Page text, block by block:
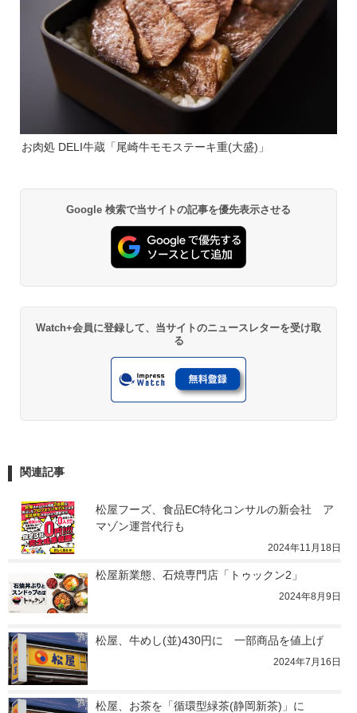
お肉処 DELI牛蔵「尾崎牛モモステーキ重(大盛)」
Google 検索で当サイトの記事を優先表示させる
Watch+会員に登録して、当サイトのニュースレターを受け取
る
関連記事
松屋フーズ、食品EC特化コンサルの新会社　ア
マゾン運営代行も
2024年11月18日
松屋新業態、石焼専門店「トゥックン2」
2024年8月9日
松屋、牛めし(並)430円に　一部商品を値上げ
2024年7月16日
松屋、お茶を「循環型緑茶(静岡新茶)」に